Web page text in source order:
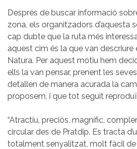
Després de buscar informació
zona, els organitzadors d’aquesta
cap dubte que la ruta més
aquest cim és la que van
Natura. Per aquest motiu hem
ells la van pensar, prenent les
detallen de manera acurada la
proposem, i que tot seguit
“Atractiu, preciós, magnífic,
circular des de Pratdip. Es tracta
totalment senyalitzat, molt fàcil de